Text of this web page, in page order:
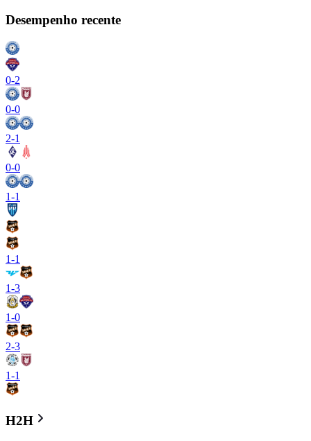
Desempenho recente
0-2
0-0
2-1
0-0
1-1
1-1
1-3
1-0
2-3
1-1
H2H